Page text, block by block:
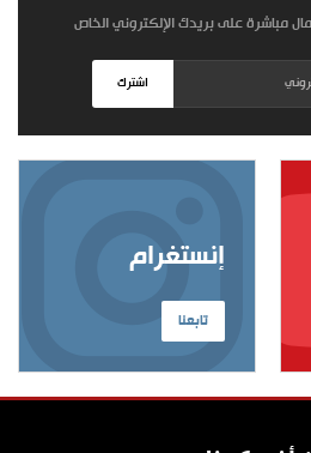
مباشرة على بريدك الإلكتروني الخاص
اشترك
إنستغرام
تابعنا